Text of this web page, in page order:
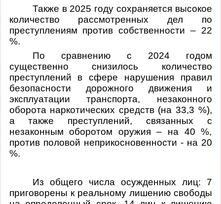
Также в 2025 году сохраняется высокое
количество рассмотренных дел по
преступлениям против собственности – 22
%.
По сравнению с 2024 годом
существенно снизилось количество
преступлений в сфере нарушения правил
безопасности дорожного движения и
эксплуатации транспорта, незаконного
оборота наркотических средств (на 33,3 %),
а также преступлений, связанных с
незаконным оборотом оружия – на 40 %,
против половой неприкосновенности - на 20
%.
Из общего числа осужденных лиц: 7
приговорены к реальному лишению свободы